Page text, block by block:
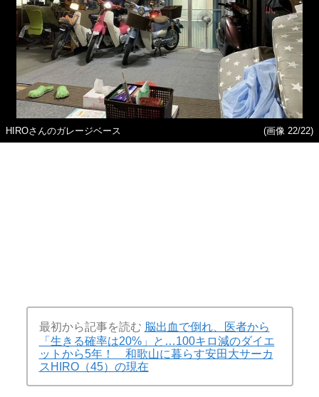
最初から記事を読む 脳出血で倒れ、医者から
「生きる確率は20%」と…100キロ減のダイエ